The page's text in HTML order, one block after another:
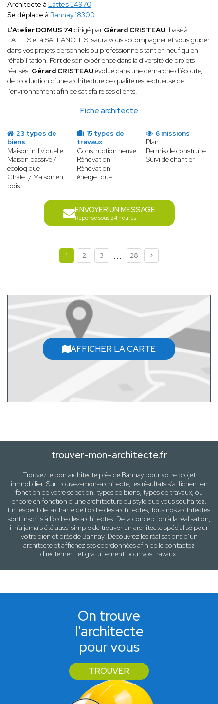
Fiche architecte
Architecte à Lattes 34970
Se déplace à Bannay 18300
L’Atelier DOMUS 74 dirigé par Gérard CRISTEAU, basé à
LATTES et à SALLANCHES, saura vous accompagner et vous guider
dans vos projets personnels ou professionnels tant en neuf qu’en
réhabilitation. Fort de son expérience dans la diversité de projets
réalisés, Gérard CRISTEAUévolue dans une démarche d’écoute,
de production d’une architecture de qualité respectueuse de
l’environnement afin de satisfaire ses clients.
23 types de
biens
Maison individuelle
Maison passive /
écologique
Chalet / Maison en
bois
15 types de
travaux
Construction neuve
Rénovation
Rénovation
énergétique
6 missions
Plan
Permis de construire
Suivi de chantier
ENVOYER UN MESSAGE
Réponse sous 24 heures
1 2 3 ... 28
AFFICHER LA CARTE
trouver-mon-architecte.fr
Trouvez le bon architecte près de Bannaypour votre projet
immobilier. Sur trouvez-mon-architecte, les résultats s’affichent en
fonction de votre sélection, types de biens, types de travaux, ou
encore en fonction d’une architecturedu style que vous souhaitez.
En respect de la charte de l’ordre des architectes, tous nos architectes
sont inscrits à l’ordre des architectes. De la conception à la réalisation,
il n’a jamais été aussi simple de trouver un architecte spécialisé pour
votre bien et près de Bannay. Découvrez les réalisations d’un
architecte et affichez ses coordonnées afin de le contactez
directement et gratuitement pourvos travaux.
On trouve
l'architecte
pour vous
TROUVER